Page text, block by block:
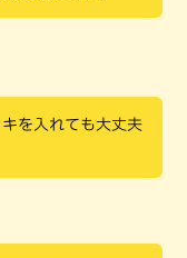
を入れても大丈夫